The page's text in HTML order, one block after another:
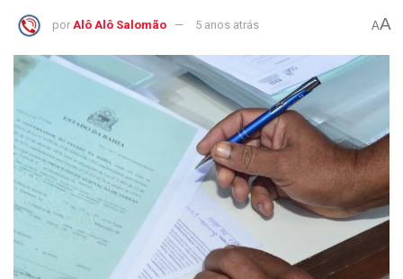
por Alô Alô Salomão 5 anos atrás AA